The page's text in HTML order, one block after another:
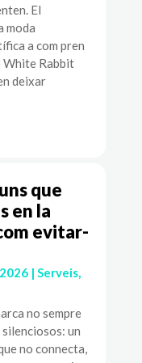
El
moda
a com pren
White Rabbit
deixar
que
en la
evitar-
| Serveis,
no sempre
un
no connecta,